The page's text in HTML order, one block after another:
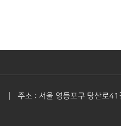
주소 : 서울 영등포구 당산로